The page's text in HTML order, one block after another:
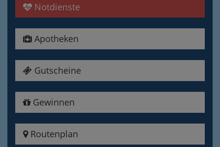
Notdienste
Apotheken
Gutscheine
Gewinnen
Routenplan